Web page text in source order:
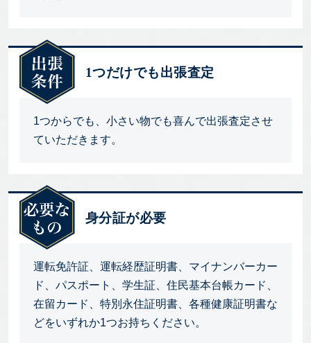
1つだけでも出張査定
1つからでも、小さい物でも喜んで出張査定させ
ていただきます。
身分証が必要
運転免許証、運転経歴証明書、マイナンバーカー
ド、パスポート、学生証、住民基本台帳カード、
在留カード、特別永住証明書、各種健康証明書な
どをいずれか1つお持ちください。